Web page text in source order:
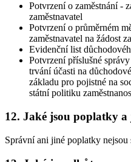
Potvrzení o zaměstnání -
zaměstnavatel
Potvrzení o průměrném
zaměstnavatel na žádost
Evidenční list
Potvrzení příslušné
trvání účasti na
základu pro pojistné na
státní politiku
12. Jaké jsou poplatky
Správní ani jiné poplatky nejsou